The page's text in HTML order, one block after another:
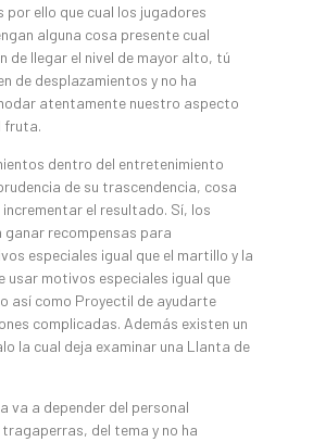
por ello que cual los jugadores
alguna cosa presente cual
de llegar el nivel de mayor alto, tú
de desplazamientos y no ha
atentamente nuestro aspecto
fruta.
dentro del entretenimiento
de su trascendencia, cosa
el resultado. Sí, los
ganar recompensas para
especiales igual que el martillo y la
usar motivos especiales igual que
así­ como Proyectil de ayudarte
complicadas. Además existen un
la cual deja examinar una Llanta de
va a depender del personal
del tema y no ha